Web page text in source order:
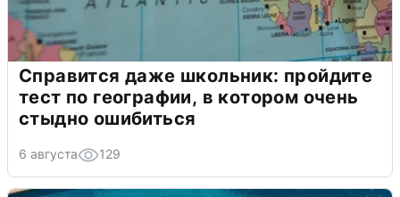
Справится даже школьник: пройдите
тест по географии, в котором очень
стыдно ошибиться
6 августа 129